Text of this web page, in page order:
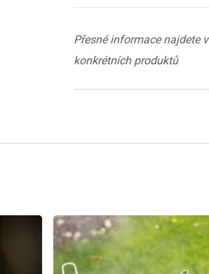
Přesné informace najdete
konkrétních produktů